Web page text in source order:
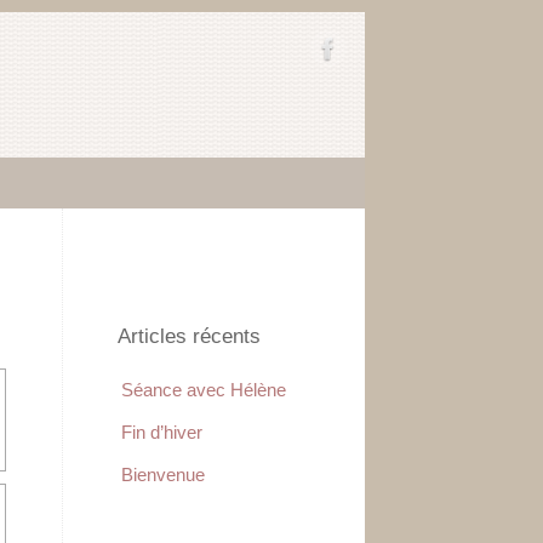
Articles récents
Séance avec Hélène
Fin d’hiver
Bienvenue